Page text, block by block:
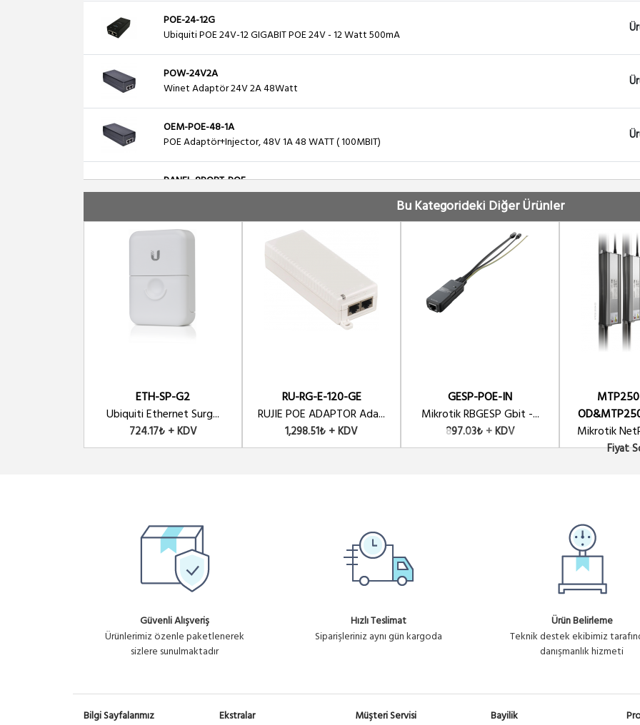
POE-24-12G
Ubiquiti POE 24V-12 GIGABIT POE 24V - 12 Watt 500mA
POW-24V2A
Winet Adaptör 24V 2A 48Watt
OEM-POE-48-1A
POE Adaptör+Injector, 48V 1A 48 WATT ( 100MBIT)
PANEL-8PORT-POE
8 PORT POE PANEL INJECTOR
POE-48-24W-G
Ubiquiti POE 48V-24W Adaptor 48 Volt - 24 Watt 500mA Gigabit
Ubiquiti POE 48V-24W Adaptor 48 Volt - 24 Watt 500mA 10/100Mbit
PANEL-8PORT-GB-POE
8 PORT GBIT POE PANEL INJECTOR - WALL MOUNT
Bu Kategorideki Diğer Ürünler
ETH-SP-G2
Ubiquiti Ethernet Surg...
724.17₺ + KDV
RU-RG-E-120-GE
RUJIE POE ADAPTOR Ada...
1,298.51₺ + KDV
GESP-POE-IN
Mikrotik RBGESP Gbit -...
897.03₺ + KDV
Mikrotik
Fiyat
Güvenli Alışveriş
Ürünlerimiz özenle paketlenerek
sizlere sunulmaktadır
Hızlı Teslimat
Siparişleriniz aynı gün kargoda
Ürün Belirleme
Teknik destek ekibimiz
danışmanlık hizmeti
Bilgi Sayfalarımız Ekstralar Müşteri Servisi Bayilik